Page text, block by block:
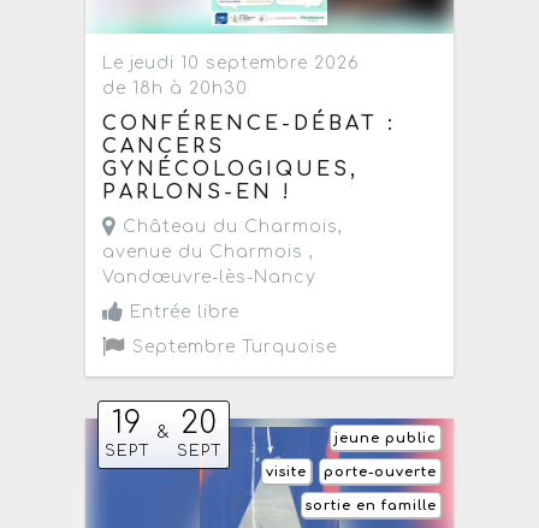
Le jeudi 10 septembre 2026
de 18h à 20h30
CONFÉRENCE-DÉBAT :
CANCERS
GYNÉCOLOGIQUES,
PARLONS-EN !
Château du Charmois,
avenue du Charmois ,
Vandœuvre-lès-Nancy
Entrée libre
Septembre Turquoise
19
SEPT
& 20
SEPT
jeune public
porte-ouverte
visite
sortie en famille